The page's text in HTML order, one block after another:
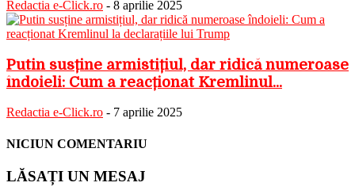
Redactia e-Click.ro - 8 aprilie 2025
Putin susține armistițiul, dar ridică numeroase
îndoieli: Cum a reacționat Kremlinul...
Redactia e-Click.ro - 7 aprilie 2025
NICIUN COMENTARIU
LĂSAȚI UN MESAJ